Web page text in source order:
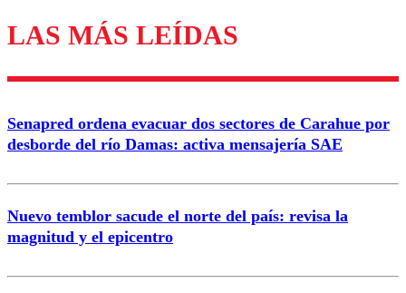
Enviar comentario
LAS MÁS LEÍDAS
Senapred ordena evacuar dos sectores de Carahue por
desborde del río Damas: activa mensajería SAE
Nuevo temblor sacude el norte del país: revisa la
magnitud y el epicentro